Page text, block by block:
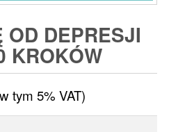
OD DEPRESJI
KROKÓW
tym 5% VAT)